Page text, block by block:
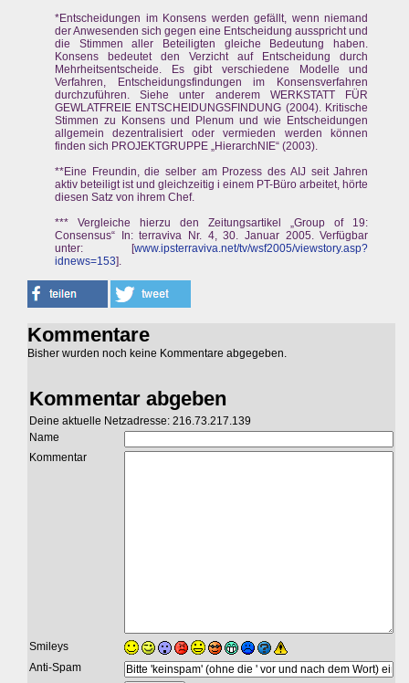
*Entscheidungen im Konsens werden gefällt, wenn niemand
der Anwesenden sich gegen eine Entscheidung ausspricht und
die Stimmen aller Beteiligten gleiche Bedeutung haben.
Konsens bedeutet den Verzicht auf Entscheidung durch
Mehrheitsentscheide. Es gibt verschiedene Modelle und
Verfahren, Entscheidungsfindungen im Konsensverfahren
durchzuführen. Siehe unter anderem WERKSTATT FÜR
GEWLATFREIE ENTSCHEIDUNGSFINDUNG (2004). Kritische
Stimmen zu Konsens und Plenum und wie Entscheidungen
allgemein dezentralisiert oder vermieden werden können
finden sich PROJEKTGRUPPE „HierarchNIE“ (2003).
**Eine Freundin, die selber am Prozess des AIJ seit Jahren
aktiv beteiligt ist und gleichzeitig i einem PT-Büro arbeitet, hörte
diesen Satz von ihrem Chef.
*** Vergleiche hierzu den Zeitungsartikel „Group of 19:
Consensus“ In: terraviva Nr. 4, 30. Januar 2005. Verfügbar
unter: [www.ipsterraviva.net/tv/wsf2005/viewstory.asp?
idnews=153].
Kommentare
Bisher wurden noch keine Kommentare abgegeben.
Kommentar abgeben
Deine aktuelle Netzadresse: 216.73.217.139
Name
Kommentar
Smileys
Anti-Spam